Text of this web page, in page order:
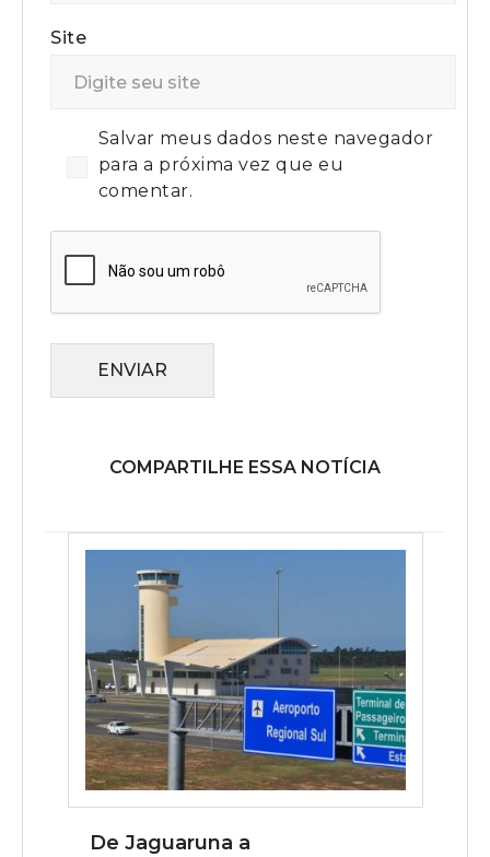
Site
Salvar meus dados neste navegador
para a próxima vez que eu
comentar.
ENVIAR
COMPARTILHE ESSA NOTÍCIA
De Jaguaruna a